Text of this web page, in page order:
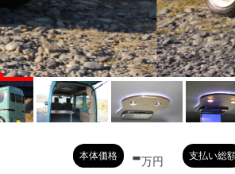
本体価格 -万円 支払い総